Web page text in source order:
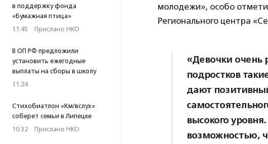
в поддержку фонда
«Бумажная птица»
11:45 · Прислано НКО
В ОП РФ предложили
установить ежегодные
выплаты на сборы в школу
11:24
Стихобиатлон «Км/вслух»
соберет семьи в Липецке
10:32 · Прислано НКО
молодежи», особо
Регионального центра
«Девочки очень
подростков
дают
высокого
возможностью,